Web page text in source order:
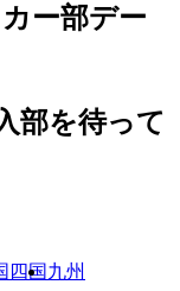
ー部デー
部を待って
四国 九州